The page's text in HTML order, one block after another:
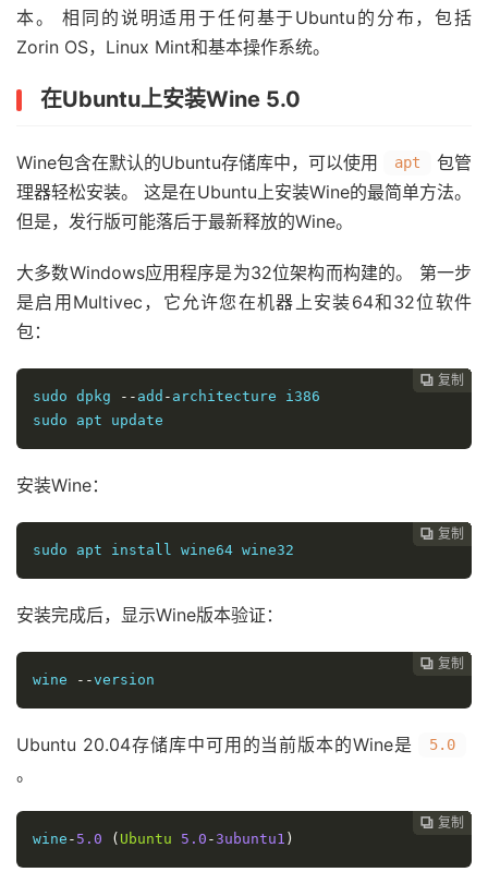
本。 相同的说明适用于任何基于Ubuntu的分布，包括
Zorin OS，Linux Mint和基本操作系统。
在Ubuntu上安装Wine 5.0
Wine包含在默认的Ubuntu存储库中，可以使用 apt
包管
理器轻松安装。 这是在Ubuntu上安装Wine的最简单方法。
但是，发行版可能落后于最新释放的Wine。
大多数Windows应用程序是为32位架构而构建的。 第一步
是启用Multivec，它允许您在机器上安装64和32位软件
包：
 复制
 复制
 复制
 复制
 复制
 复制
 复制
 复制
 复制
 复制
 复制
 复制
 复制
sudo dpkg
-- add - architecture i386
sudo apt update
安装Wine：
 复制
 复制
 复制
 复制
 复制
 复制
 复制
 复制
 复制
 复制
 复制
 复制
sudo apt install wine64 wine32
安装完成后，显示Wine版本验证：
 复制
 复制
 复制
 复制
 复制
 复制
 复制
 复制
 复制
 复制
 复制
wine
--version
Ubuntu 20.04存储库中可用的当前版本的Wine是 5.0
。
 复制
 复制
 复制
 复制
 复制
 复制
 复制
 复制
 复制
 复制
wine - 5.0 ( Ubuntu 5.0 -3ubuntu1 )